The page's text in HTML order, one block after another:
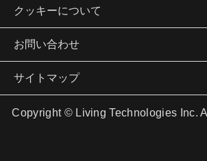
クッキーについて
お問い合わせ
サイトマップ
Copyright © Living Technologies Inc.